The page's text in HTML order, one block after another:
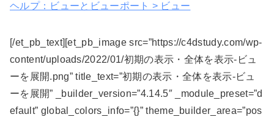
ヘルプ：ビューとビューポート > ビュー
[/et_pb_text][et_pb_image src=”https://c4dstudy.com/wp-
content/uploads/2022/01/初期の表示・全体を表示-ビュ
ーを展開.png” title_text=”初期の表示・全体を表示-ビュ
ーを展開” _builder_version=”4.14.5″ _module_preset=”d
efault” global_colors_info=”{}” theme_builder_area=”pos